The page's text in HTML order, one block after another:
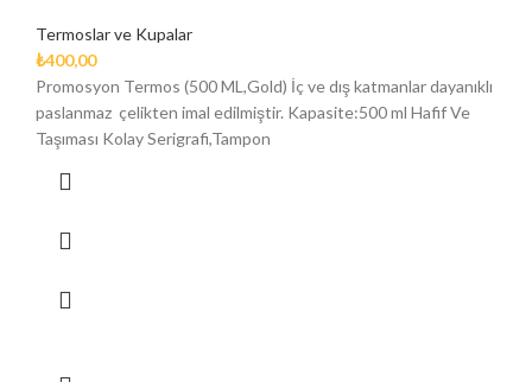
Termoslar ve Kupalar
₺400,00
Promosyon Termos (500 ML,Gold) İç ve dış katmanlar dayanıklı
paslanmaz çelikten imal edilmiştir. Kapasite:500 ml Hafif Ve
Taşıması Kolay Serigrafi,Tampon